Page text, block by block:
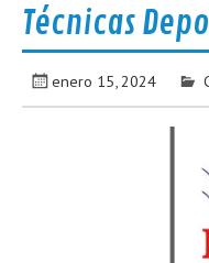
Técnicas
enero 15, 2024